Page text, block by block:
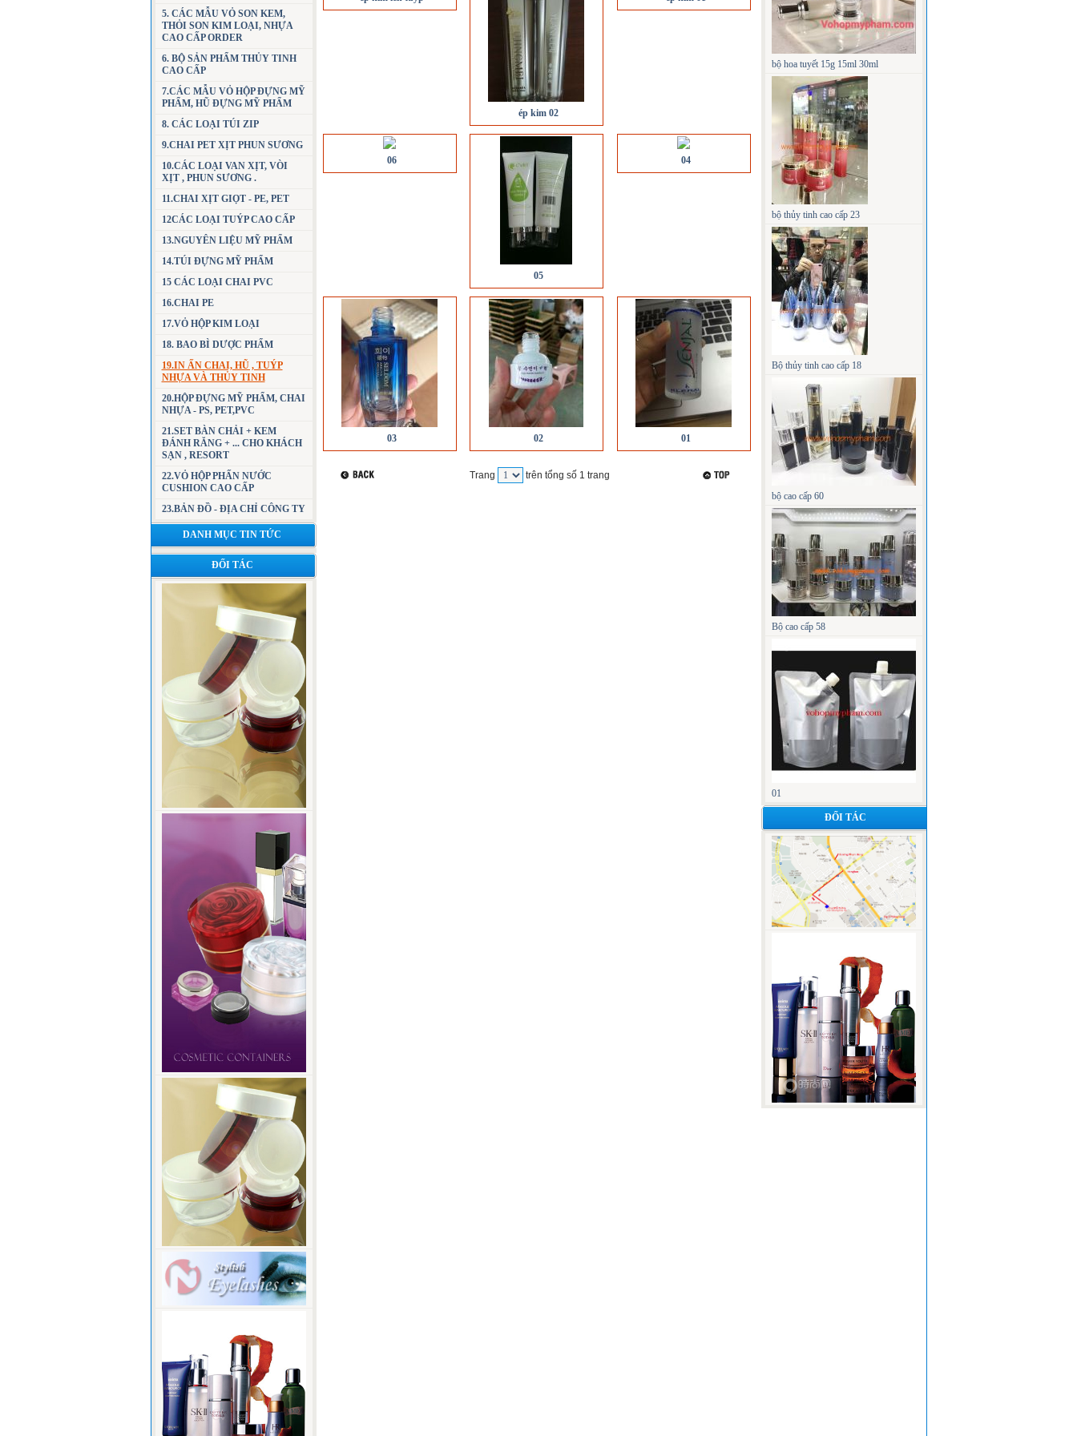
5. CÁC MẪU VỎ SON KEM,
THỎI SON KIM LOẠI, NHỰA
CAO CẤP ORDER
6. BỘ SẢN PHẨM THỦY TINH
CAO CẤP
7.CÁC MẪU VỎ HỘP ĐỰNG MỸ
PHẨM, HŨ ĐỰNG MỸ PHẨM
8. CÁC LOẠI TÚI ZIP
9.CHAI PET XỊT PHUN SƯƠNG
10.CÁC LOẠI VAN XỊT, VÒI
XỊT , PHUN SƯƠNG .
11.CHAI XỊT GIỌT - PE, PET
12CÁC LOẠI TUÝP CAO CẤP
13.NGUYÊN LIỆU MỸ PHẨM
14.TÚI ĐỰNG MỸ PHẨM
15 CÁC LOẠI CHAI PVC
16.CHAI PE
17.VỎ HỘP KIM LOẠI
18. BAO BÌ DƯỢC PHẨM
19.IN ẤN CHAI, HŨ , TUÝP
NHỰA VÀ THỦY TINH
20.HỘP ĐỰNG MỸ PHẨM, CHAI
NHỰA - PS, PET,PVC
21.SET BÀN CHẢI + KEM
ĐÁNH RĂNG + ... CHO KHÁCH
SẠN , RESORT
22.VỎ HỘP PHẤN NƯỚC
CUSHION CAO CẤP
23.BẢN ĐỒ - ĐỊA CHỈ CÔNG TY
DANH MỤC TIN TỨC
ĐỐI TÁC
ép kim 02
06
05
04
03 02 01
Trang trên tổng số 1 trang
bộ hoa tuyết 15g 15ml 30ml
bộ thủy tinh cao cấp 23
Bộ thủy tinh cao cấp 18
bộ cao cấp 60
Bộ cao cấp 58
01
ĐỐI TÁC